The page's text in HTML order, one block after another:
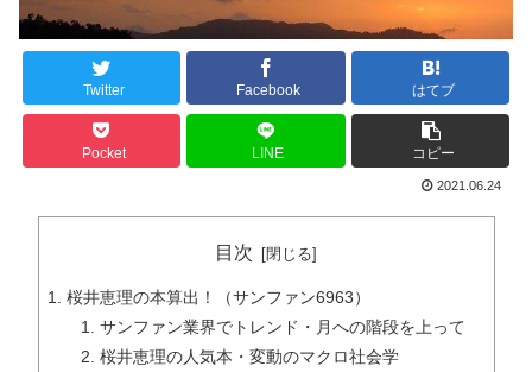
Twitter Facebook はてブ
Pocket LINE コピー
2021.06.24
目次
桜井恵理の本算出！（サンファン6963）
サンファン業界でトレンド・月への階段を上って
桜井恵理の人気本・変動のマクロ社会学